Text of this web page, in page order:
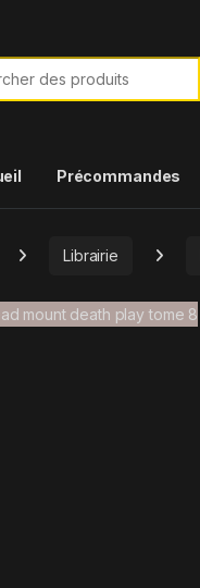
de :
Précommandes
Librairie